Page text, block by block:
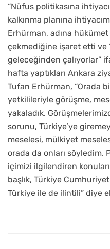
“Nüfus politikasına
kalkınma planına
Erhürman, adına
çekmediğine işaret etti ve
geleceğinden çalıyorlar”
hafta yaptıkları Ankara
Tufan Erhürman, “Orada
yetkilileriyle görüşme,
yakaladık.
sorunu, Türkiye’ye
meselesi, mülkiyet
orada da onları söyledim.
içimizi ilgilendiren
başlık, Türkiye
Türkiye ile de ilintili” diye